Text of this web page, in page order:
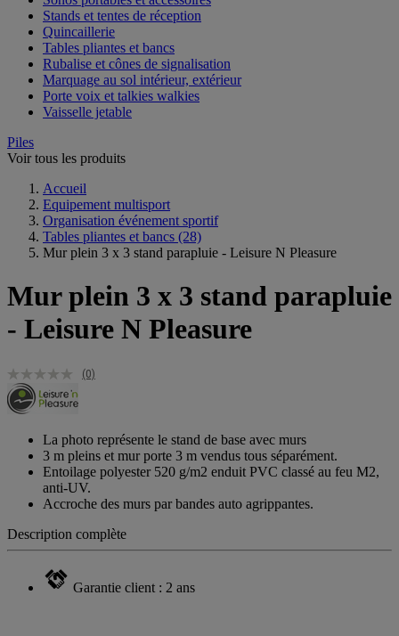
Stands et tentes de réception
Quincaillerie
Tables pliantes et bancs
Rubalise et cônes de signalisation
Marquage au sol intérieur, extérieur
Porte voix et talkies walkies
Vaisselle jetable
Piles
Voir tous les produits
Accueil
Equipement multisport
Organisation événement sportif
Tables pliantes et bancs (28)
Mur plein 3 x 3 stand parapluie - Leisure N Pleasure
Mur plein 3 x 3 stand parapluie
- Leisure N Pleasure
(0)
La photo représente le stand de base avec murs
3 m pleins et mur porte 3 m vendus tous séparément.
Entoilage polyester 520 g/m2 enduit PVC classé au feu M2,
anti-UV.
Accroche des murs par bandes auto agrippantes.
Description complète
Garantie client : 2 ans